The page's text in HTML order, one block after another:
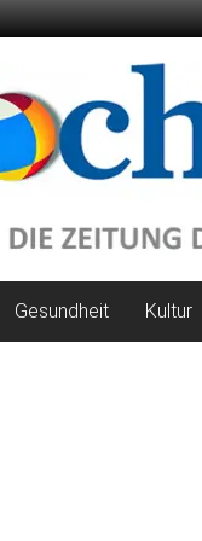
Gesundheit Kultur